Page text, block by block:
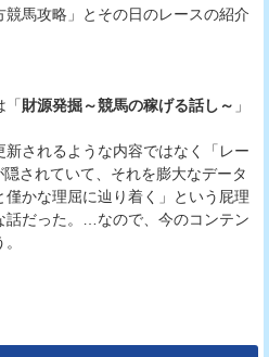
競馬攻略」とその日のレースの紹介
「財源発掘～競馬の稼げる話し～ 」
されるような内容ではなく「レー
されていて、それを膨大なデータ
かな理屈に辿り着く」という屁理
話だった。…なので、今のコンテン